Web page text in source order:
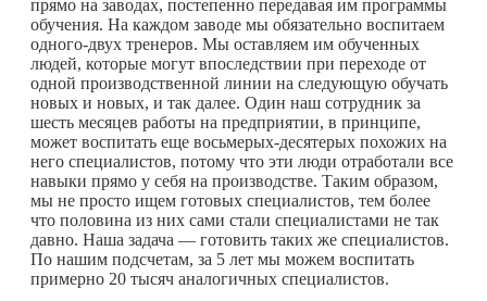
прямо на заводах, постепенно передавая им программы
обучения. На каждом заводе мы обязательно воспитаем
одного-двух тренеров. Мы оставляем им обученных
людей, которые могут впоследствии при переходе от
одной производственной линии на следующую обучать
новых и новых, и так далее. Один наш сотрудник за
шесть месяцев работы на предприятии, в принципе,
может воспитать еще восьмерых-десятерых похожих на
него специалистов, потому что эти люди отработали все
навыки прямо у себя на производстве. Таким образом,
мы не просто ищем готовых специалистов, тем более
что половина из них сами стали специалистами не так
давно. Наша задача — готовить таких же специалистов.
По нашим подсчетам, за 5 лет мы можем воспитать
примерно 20 тысяч аналогичных специалистов.